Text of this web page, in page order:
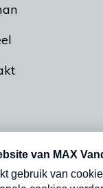
vrijdag- en